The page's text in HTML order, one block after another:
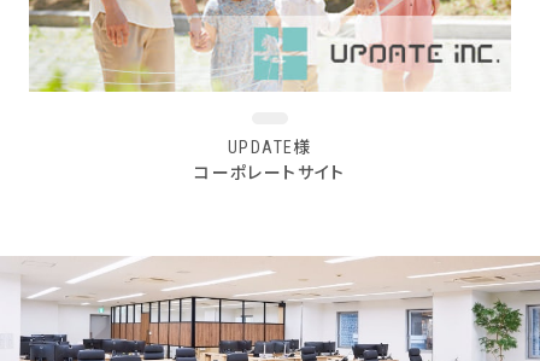
UPDATE様
コーポレートサイト